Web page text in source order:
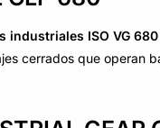
industriales ISO VG 680
cerrados que operan